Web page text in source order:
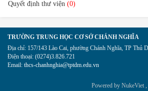
Quyết định thư viện (0)
TRƯỜNG TRUNG HỌC CƠ SỞ CHÁNH NGHĨA
Địa chỉ: 157/143 Lào Cai, phường Chánh Nghĩa, TP Thủ
Điện thoại: (0274)3.826.721
Email: thcs-chanhnghia@tptdm.edu.vn
Powered by NukeViet ,